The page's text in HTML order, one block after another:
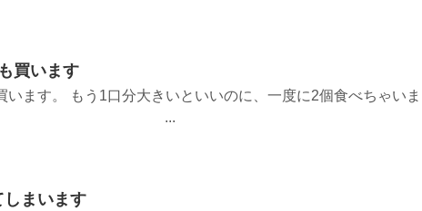
買います
います。 もう1口分大きいといいのに、一度に2個食べちゃいま
...
まいます